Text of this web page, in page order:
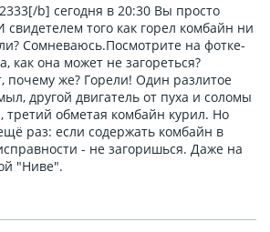
b] сегодня в 20:30 Вы просто
свидетелем того как горел комбайн ни
Сомневаюсь.Посмотрите на фотке-
как она может не загореться?
почему же? Горели! Один разлитое
другой двигатель от пуха и соломы
третий обметая комбайн курил. Но
раз: если содержать комбайн в
- не загоришься. Даже на
"Ниве".